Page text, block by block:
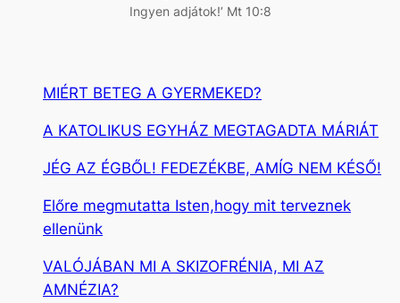
Ingyen adjátok!’ Mt 10:8
MIÉRT BETEG A GYERMEKED?
A KATOLIKUS EGYHÁZ MEGTAGADTA MÁRIÁT
JÉG AZ ÉGBŐL! FEDEZÉKBE, AMÍG NEM KÉSŐ!
Előre megmutatta Isten,hogy mit terveznek
ellenünk
VALÓJÁBAN MI A SKIZOFRÉNIA, MI AZ
AMNÉZIA?